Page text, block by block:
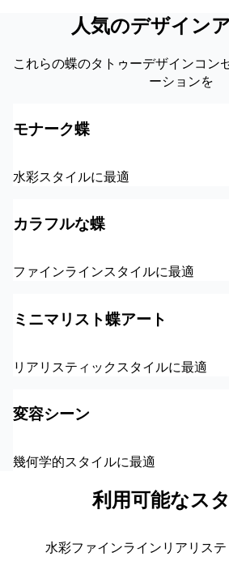
人気のデザイン
これらの蝶のタトゥーデザインコン
ーションを
モナーク蝶
水彩スタイルに最適
カラフルな蝶
ファインラインスタイルに最適
ミニマリスト蝶アート
リアリスティックスタイルに最適
変容シーン
幾何学的スタイルに最適
利用可能なス
水彩ファインライン リアリス